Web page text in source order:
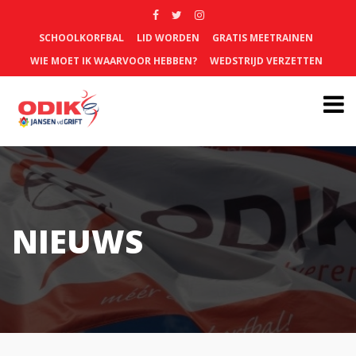
SCHOOLKORFBAL LID WORDEN
GRATIS MEETRAINEN
WIE MOET IK WAARVOOR HEBBEN?
WEDSTRIJD VERZETTEN
NIEUWS